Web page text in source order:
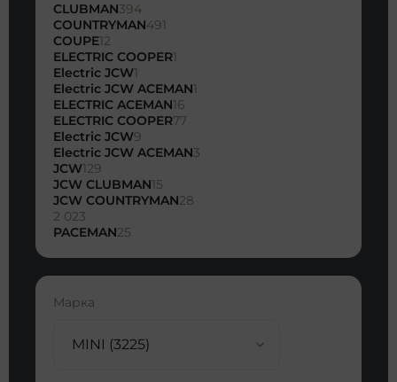
CLUBMAN394
COUNTRYMAN491
COUPE12
ELECTRIC COOPER1
Electric JCW1
Electric JCW ACEMAN1
ELECTRIC ACEMAN16
ELECTRIC COOPER77
Electric JCW9
Electric JCW ACEMAN3
JCW129
JCW CLUBMAN15
JCW COUNTRYMAN28
2 023
PACEMAN25
Марка
MINI (3225)